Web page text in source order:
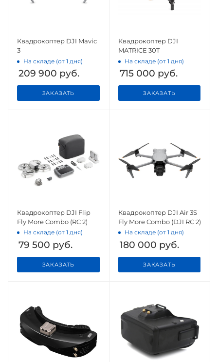
Квадрокоптер DJI Mavic
3
На складе (от 1 дня)
209 900 руб.
ЗАКАЗАТЬ
Квадрокоптер DJI
MATRICE 30T
На складе (от 1 дня)
715 000 руб.
ЗАКАЗАТЬ
Квадрокоптер DJI Flip
Fly More Combo (RC 2)
На складе (от 1 дня)
79 500 руб.
ЗАКАЗАТЬ
Квадрокоптер DJI Air 3S
Fly More Combo (DJI RC 2)
На складе (от 1 дня)
180 000 руб.
ЗАКАЗАТЬ